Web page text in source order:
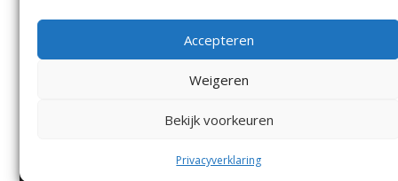
Accepteren
Weigeren
Bekijk voorkeuren
Privacyverklaring
Vacatures
Voorwaarden
Privacyverklaring
De Ronde Venen